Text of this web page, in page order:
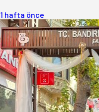
1 hafta önce